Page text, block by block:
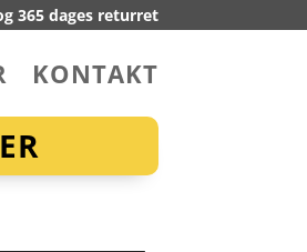
365 dages returret
KONTAKT